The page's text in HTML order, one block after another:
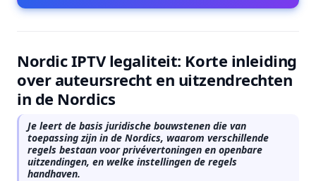
Nordic IPTV legaliteit: Korte inleiding
over auteursrecht en uitzendrechten
in de Nordics
Je leert de basis juridische bouwstenen die van
toepassing zijn in de Nordics, waarom verschillende
regels bestaan voor privévertoningen en openbare
uitzendingen, en welke instellingen de regels
handhaven.